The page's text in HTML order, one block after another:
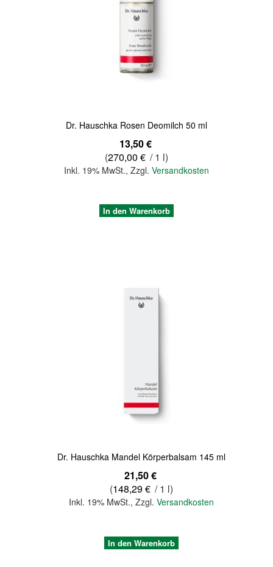
Dr. Hauschka Rosen Deomilch 50 ml
13,50 €
(270,00 € / 1 l)
Inkl. 19% MwSt., Zzgl. Versandkosten
In den Warenkorb
Dr. Hauschka Mandel Körperbalsam 145 ml
21,50 €
(148,29 € / 1 l)
Inkl. 19% MwSt.,Zzgl.Versandkosten
In den Warenkorb